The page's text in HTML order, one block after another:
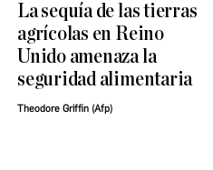
La sequía de las tierras
agrícolas en Reino
Unido amenaza la
seguridad alimentaria
Theodore Griffin (Afp)